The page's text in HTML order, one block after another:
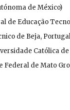
de México)
de Educação
de Beja,
Católica de
de Mato